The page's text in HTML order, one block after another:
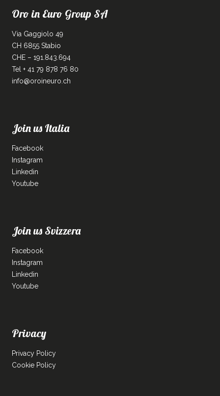
Oro in Euro Group SA
Via Gaggiolo 49
CH 6855 Stabio
CHE – 191.843.694
Tel + 41 79 878 76 80
info@oroineuro.ch
Join us Italia
Facebook
Instagram
Linkedin
Youtube
Join us Svizzera
Facebook
Instagram
Linkedin
Youtube
Privacy
Privacy Policy
Cookie Policy